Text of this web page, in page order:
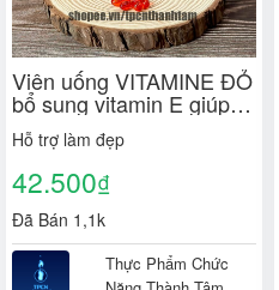
Viên uống VITAMINE ĐỎ
bổ sung vitamin E giúp
làm đẹp da, trắng da, hồi
phục da nhăn nheo- Hộp
100 viên
Hỗ trợ làm đẹp
42.500₫
Đã Bán 1,1k
Thực Phẩm Chức